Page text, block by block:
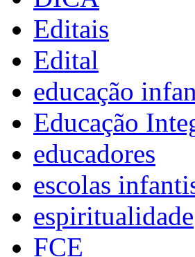
Editais
Edital
educação
Educação
educadores
escolas
espiritualidade
FCE